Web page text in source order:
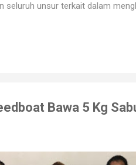
seluruh unsur terkait dalam
instansi pemerintah daerah,
gambaran mengenai
Bawa 5 Kg